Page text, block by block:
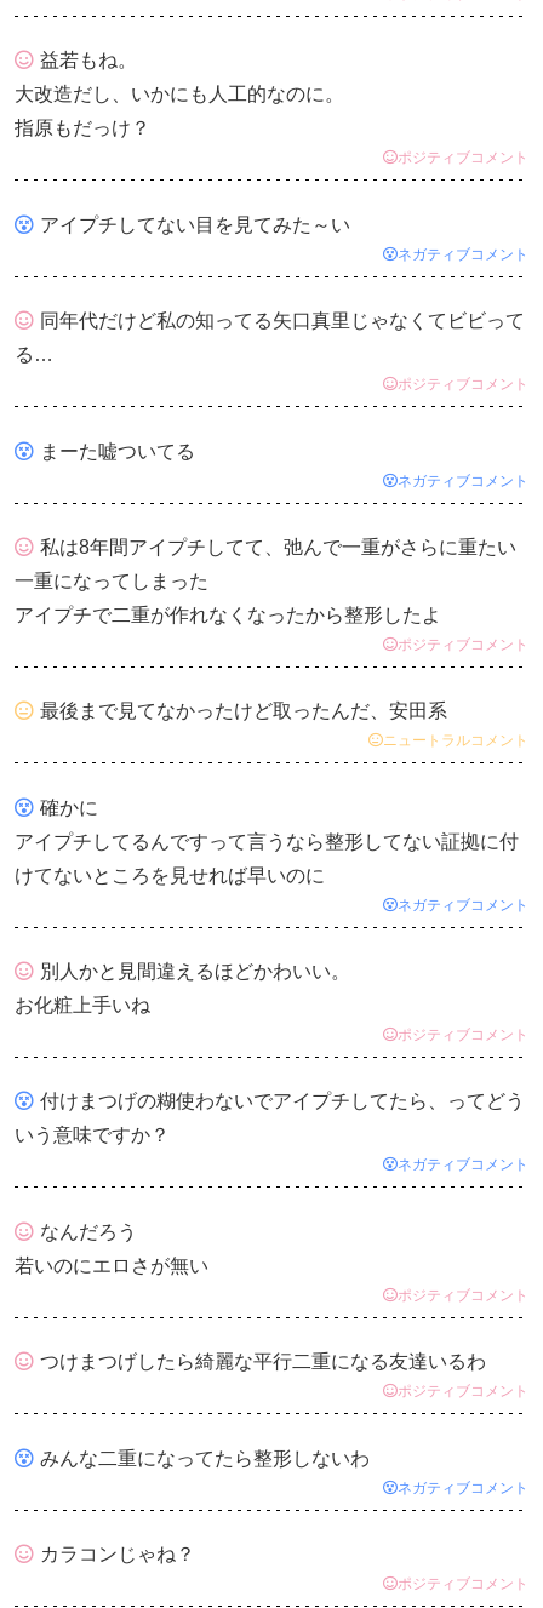
益若もね。
大改造だし、いかにも人工的なのに。
指原もだっけ？
ポジティブコメント
アイプチしてない目を見てみた～い
ネガティブコメント
同年代だけど私の知ってる矢口真里じゃなくてビビって
る…
ポジティブコメント
まーた嘘ついてる
ネガティブコメント
私は8年間アイプチしてて、弛んで一重がさらに重たい
一重になってしまった
アイプチで二重が作れなくなったから整形したよ
ポジティブコメント
最後まで見てなかったけど取ったんだ、安田系
ニュートラルコメント
確かに
アイプチしてるんですって言うなら整形してない証拠に付
けてないところを見せれば早いのに
ネガティブコメント
別人かと見間違えるほどかわいい。
お化粧上手いね
ポジティブコメント
付けまつげの糊使わないでアイプチしてたら、ってどう
いう意味ですか？
ネガティブコメント
なんだろう
若いのにエロさが無い
ポジティブコメント
つけまつげしたら綺麗な平行二重になる友達いるわ
ポジティブコメント
みんな二重になってたら整形しないわ
ネガティブコメント
カラコンじゃね？
ポジティブコメント